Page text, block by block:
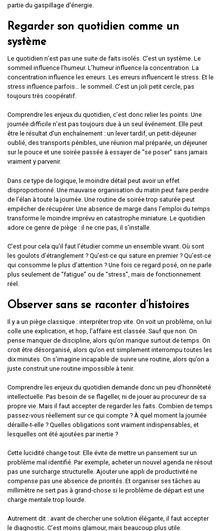
partie du gaspillage d’énergie.
Regarder son quotidien comme un
système
Le quotidien n’est pas une suite de faits isolés. C’est un système. Le
sommeil influence l’humeur. L’humeur influence la concentration. La
concentration influence les erreurs. Les erreurs influencent le stress. Et le
stress influence parfois… le sommeil. C’est un joli petit cercle, pas
toujours très coopératif.
Comprendre les enjeux du quotidien, c’est donc relier les points. Une
journée difficile n’est pas toujours due à un seul événement. Elle peut
être le résultat d’un enchaînement : un lever tardif, un petit-déjeuner
oublié, des transports pénibles, une réunion mal préparée, un déjeuner
sur le pouce et une soirée passée à essayer de “se poser” sans jamais
vraiment y parvenir.
Dans ce type de logique, le moindre détail peut avoir un effet
disproportionné. Une mauvaise organisation du matin peut faire perdre
de l’élan à toute la journée. Une routine de soirée trop saturée peut
empêcher de récupérer. Une absence de marge dans l’emploi du temps
transforme le moindre imprévu en catastrophe miniature. Le quotidien
adore ce genre de piège : il ne crie pas, il s’installe.
C’est pour cela qu’il faut l’étudier comme un ensemble vivant. Où sont
les goulots d’étranglement ? Qu’est-ce qui sature en premier ? Qu’est-ce
qui consomme le plus d’attention ? Une fois ce regard posé, on ne parle
plus seulement de “fatigue” ou de “stress”, mais de fonctionnement
réel.
Observer sans se raconter d’histoires
Il y a un piège classique : interpréter trop vite. On voit un problème, on lui
colle une explication, et hop, l’affaire est classée. Sauf que non. On
pense manquer de discipline, alors qu’on manque surtout de temps. On
croit être désorganisé, alors qu’on est simplement interrompu toutes les
dix minutes. On s’imagine incapable de suivre une routine, alors qu’on a
juste construit une routine impossible à tenir.
Comprendre les enjeux du quotidien demande donc un peu d’honnêteté
intellectuelle. Pas besoin de se flageller, ni de jouer au procureur de sa
propre vie. Mais il faut accepter de regarder les faits. Combien de temps
passez-vous réellement sur ce qui compte ? À quel moment la journée
déraille-t-elle ? Quelles obligations sont vraiment indispensables, et
lesquelles ont été ajoutées par inertie ?
Cette lucidité change tout. Elle évite de mettre un pansement sur un
problème mal identifié. Par exemple, acheter un nouvel agenda ne résout
pas une surcharge structurelle. Ajouter une appli de productivité ne
compense pas une absence de priorités. Et organiser ses tâches au
millimètre ne sert pas à grand-chose si le problème de départ est une
charge mentale trop lourde.
Autrement dit : avant de chercher une solution élégante, il faut accepter
le diagnostic. C’est moins glamour, mais beaucoup plus utile.